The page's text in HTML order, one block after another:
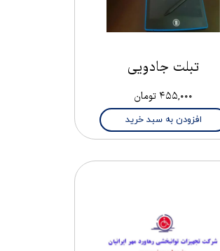
تبلت جادویی
۴۵۵,۰۰۰ تومان
افزودن به سبد خرید